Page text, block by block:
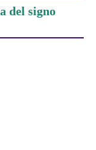
del signo